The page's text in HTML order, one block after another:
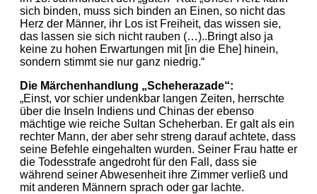
sich binden, muss sich binden an Einen, so nicht das
Herz der Männer, ihr Los ist Freiheit, das wissen sie,
das lassen sie sich nicht rauben (…)..Bringt also ja
keine zu hohen Erwartungen mit [in die Ehe] hinein,
sondern stimmt sie nur ganz niedrig.“
Die Märchenhandlung „Scheherazade“:
„Einst, vor schier undenkbar langen Zeiten, herrschte
über die Inseln Indiens und Chinas der ebenso
mächtige wie reiche Sultan Scheherban. Er galt als ein
rechter Mann, der aber sehr streng darauf achtete, dass
seine Befehle eingehalten wurden. Seiner Frau hatte er
die Todesstrafe angedroht für den Fall, dass sie
während seiner Abwesenheit ihre Zimmer verließ und
mit anderen Männern sprach oder gar lachte.